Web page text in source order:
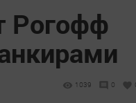
Рогофф
1039 0